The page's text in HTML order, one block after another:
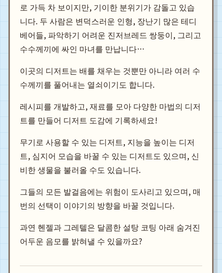
로 가득 차 보이지만, 기이한 분위기가 감돌고 있습
니다. 두 사람은 변덕스러운 인형, 장난기 많은 테디
베어들, 파악하기 어려운 진저브레드 쌍둥이, 그리고
수수께끼에 싸인 마녀를 만납니다…
이곳의 디저트는 배를 채우는 것뿐만 아니라 여러 수
수께끼를 풀어내는 열쇠이기도 합니다.
레시피를 개발하고, 재료를 모아 다양한 마법의 디저
트를 만들어 디저트 도감에 기록하세요!
무기로 사용할 수 있는 디저트, 지능을 높이는 디저
트, 심지어 모습을 바꿀 수 있는 디저트도 있으며, 신
비한 생물을 불러올 수도 있습니다.
그들의 모든 발걸음에는 위험이 도사리고 있으며, 매
번의 선택이 이야기의 방향을 바꿀 것입니다.
과연 헨젤과 그레텔은 달콤한 설탕 코팅 아래 숨겨진
어두운 음모를 밝혀낼 수 있을까요?